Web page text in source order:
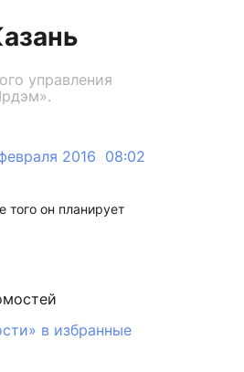
управления
2016 08:02
он планирует
в избранные